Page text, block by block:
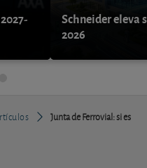
Schneider eleva
2026
Junta de Ferrovial: si es